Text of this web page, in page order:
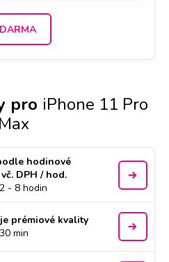
pro iPhone 11 Pro
Max
hodinové
DPH / hod.
2 - 8 hodin
prémiové kvality
30 min